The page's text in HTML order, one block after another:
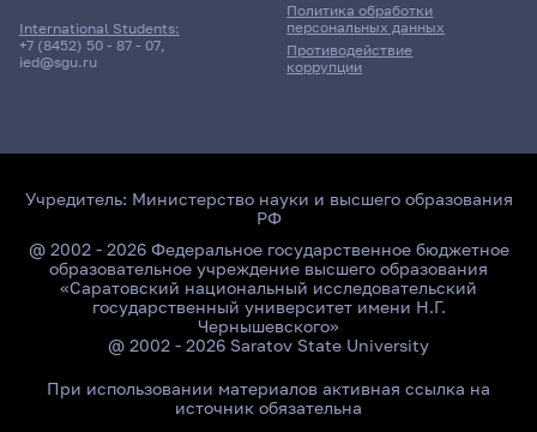
International Students:
+7 (8452) 50 - 87 - 07,
ied@sgu.ru
Политика обработки
персональных данных
Противодействие
коррупции
Учредитель: Министерство науки и высшего образования
РФ
@ 2002 - 2026 Федеральное государственное бюджетное
образовательное учреждение высшего образования
«Саратовский национальный исследовательский
государственный университет имени Н.Г.
Чернышевского»
@ 2002 - 2026 Saratov State University
При использовании материалов активная ссылка на
источник обязательна